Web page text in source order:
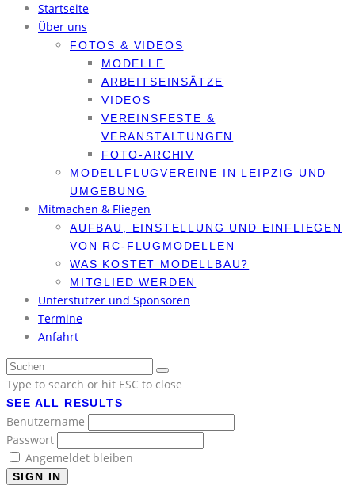
Startseite
Über uns
FOTOS & VIDEOS
MODELLE
ARBEITSEINSÄTZE
VIDEOS
VEREINSFESTE &
VERANSTALTUNGEN
FOTO-ARCHIV
MODELLFLUGVEREINE IN LEIPZIG UND
UMGEBUNG
Mitmachen & Fliegen
AUFBAU, EINSTELLUNG UND EINFLIEGEN
VON RC-FLUGMODELLEN
WAS KOSTET MODELLBAU?
MITGLIED WERDEN
Unterstützer und Sponsoren
Termine
Anfahrt
Type to search or hit ESC to close
SEE ALL RESULTS
Benutzername
Passwort
Angemeldet bleiben
SIGN IN